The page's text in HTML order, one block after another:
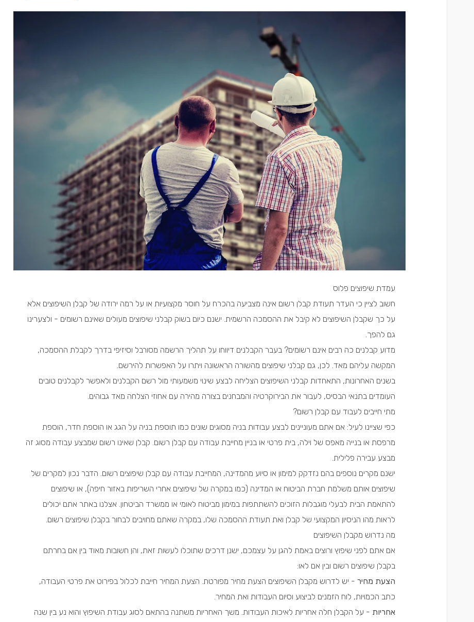
עמדת שיפוצים פלוס
חשוב לציין כי העדר תעודת קבלן רשום אינה מצביעה בהכרח על חוסר מקצועיות או על רמה ירודה של קבלן השיפוצים אלא
על כך שקבלן השיפוצים לא קיבל את ההסמכה הרשמית. ישנם כיום בשוק קבלני שיפוצים מעולים שאינם רשומים - ולצערינו
גם להפך.
מדוע קבלנים כה רבים אינם רשומים? בעבר הקבלנים דיווחו על תהליך הרשמה מסורבל וסיזיפי בדרך לקבלת ההסמכה,
המקשה עליהם מאד. לכן, גם קבלני שיפוצים מהשורה הראשונה ויתרו על האפשרות להירשם.
בשנים האחרונות, התאחדות קבלני השיפוצים הצליחה לבצע שינוי משמעותי מול רשם הקבלנים ולאפשר לקבלנים טובים
העומדים בתנאי הבסיס, לעבור את הבירוקרטיה והמבחנים בצורה מהירה עם אחוזי הצלחה מאד גבוהים.
מתי חייבים לעבוד עם קבלן רשום?
כפי שציינו לעיל: אם אתם מעוניינים לבצע עבודות בניה מסוגים שונים כמו תוספת בניה על הגג או הוספת חדר, הוספת
מרפסת או בנייה מאפס של וילה, בית פרטי או בניין מחייבת עבודה עם קבלן רשום. קבלן שאינו רשום שמבצע עבודה מסוג זה
מבצע עבירה פלילית.
ישנם מקרים נוספים בהם נזדקק למימון או סיוע מהמדינה, המחייבת עבודה עם קבלן שיפוצים רשום. הדבר נכון למקרים של
שיפוצים אותם משלמת חברת הביטוח או המדינה (כמו במקרה של שיפוצים אחרי השריפות באזור חיפה), או שיפוצים
להתאמת הבית לבעלי מוגבלות הזוכים להשתתפות במימון מביטוח לאומי או ממשרד הביטחון. אצלנו באתר אתם יכולים
לראות מהו הניסיון המקצועי של קבלן ואת תעודת ההסמכה שלו, במקרה שאתם מחויבים לבחור בקבלן שיפוצים רשום.
מה נדרוש מקבלן השיפוצים
אם אתם לפני שיפוץ ורוצים באמת להגן על עצמכם, ישנן דרכים שתוכלו לעשות זאת, והן חשובות מאוד בין אם בחרתם
בקבלן שיפוצים רשום ובין אם לאו:
הצעת מחיר - יש לדרוש מקבלן השיפוצים הצעת מחיר מפורטת. הצעת המחיר חייבת לכלול בפירוט את פרטי העבודה,
כתב הכמויות, לוח הזמנים לביצוע וסיום העבודות ואת המחיר.
אחריות - על הקבלן חלה אחריות לאיכות העבודות. משך האחריות משתנה בהתאם לסוג עבודת השיפוץ והוא נע בין שנה